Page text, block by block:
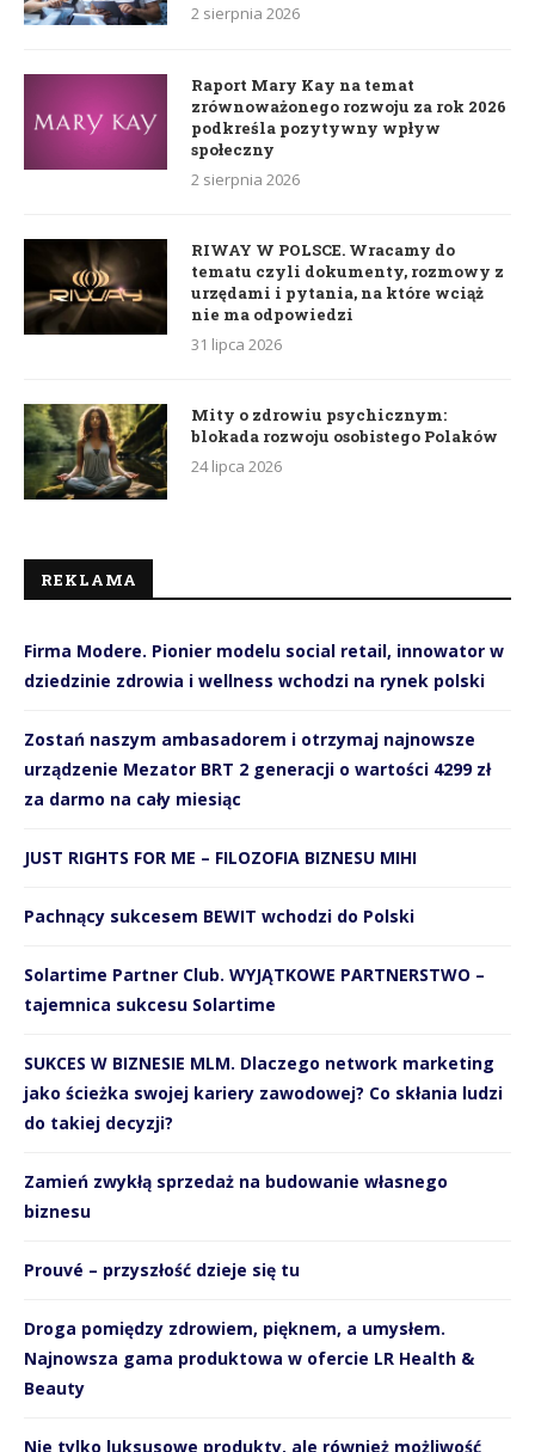
2 sierpnia 2026
Raport Mary Kay na temat
zrównoważonego rozwoju za rok 2026
podkreśla pozytywny wpływ
społeczny
2 sierpnia 2026
RIWAY W POLSCE. Wracamy do
tematu czyli dokumenty, rozmowy z
urzędami i pytania, na które wciąż
nie ma odpowiedzi
31 lipca 2026
Mity o zdrowiu psychicznym:
blokada rozwoju osobistego Polaków
24 lipca 2026
REKLAMA
Firma Modere. Pionier modelu social retail, innowator w
dziedzinie zdrowia i wellness wchodzi na rynek polski
Zostań naszym ambasadorem i otrzymaj najnowsze
urządzenie Mezator BRT 2 generacji o wartości 4299 zł
za darmo na cały miesiąc
JUST RIGHTS FOR ME – FILOZOFIA BIZNESU MIHI
Pachnący sukcesem BEWIT wchodzi do Polski
Solartime Partner Club. WYJĄTKOWE PARTNERSTWO –
tajemnica sukcesu Solartime
SUKCES W BIZNESIE MLM. Dlaczego network marketing
jako ścieżka swojej kariery zawodowej? Co skłania ludzi
do takiej decyzji?
Zamień zwykłą sprzedaż na budowanie własnego
biznesu
Prouvé – przyszłość dzieje się tu
Droga pomiędzy zdrowiem, pięknem, a umysłem.
Najnowsza gama produktowa w ofercie LR Health &
Beauty
Nie tylko luksusowe produkty, ale również możliwość